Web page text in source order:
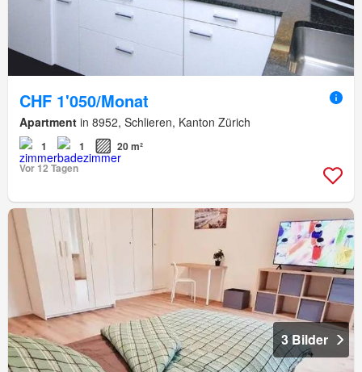
CHF 1'050/Monat
Apartment in 8952, Schlieren, Kanton Zürich
1 1
20 m²
Vor 12 Tagen
3 Bilder